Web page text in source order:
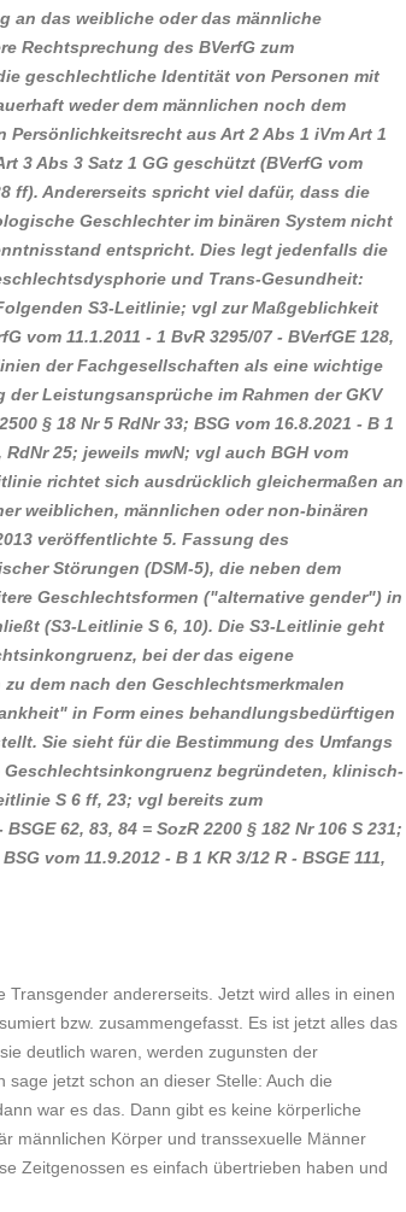
an das weibliche oder das männliche
Rechtsprechung des BVerfG zum
geschlechtliche Identität von Personen mit
weder dem männlichen noch dem
aus Art 2 Abs 1 iVm Art 1
3 Abs 3 Satz 1 GG geschützt (BVerfG vom
ff). Andererseits spricht viel dafür, dass die
Geschlechter im binären System nicht
entspricht. Dies legt jedenfalls die
und Trans-Gesundheit:
S3-Leitlinie; vgl zur Maßgeblichkeit
11.1.2011 - 1 BvR 3295/07 - BVerfGE 128,
der Fachgesellschaften als eine wichtige
Leistungsansprüche im Rahmen der GKV
§ 18 Nr 5 RdNr 33; BSG vom 16.8.2021 - B 1
RdNr 25; jeweils mwN; vgl auch BGH vom
richtet sich ausdrücklich gleichermaßen an
weiblichen, männlichen oder non-binären
veröffentlichte 5. Fassung des
Störungen (DSM-5), die neben dem
Geschlechtsformen ("alternative gender") in
(S3-Leitlinie S 6, 10). Die S3-Leitlinie geht
bei der das eigene
dem nach den Geschlechtsmerkmalen
in Form eines behandlungsbedürftigen
Sie sieht für die Bestimmung des Umfangs
begründeten, klinisch-
S 6 ff, 23; vgl bereits zum
62, 83, 84 = SozR 2200 § 182 Nr 106 S 231;
vom 11.9.2012 - B 1 KR 3/12 R - BSGE 111,
andererseits. Jetzt wird alles in einen
bzw. zusammengefasst. Es ist jetzt alles das
deutlich waren, werden zugunsten der
jetzt schon an dieser Stelle: Auch die
war es das. Dann gibt es keine körperliche
männlichen Körper und transsexuelle Männer
Zeitgenossen es einfach übertrieben haben und